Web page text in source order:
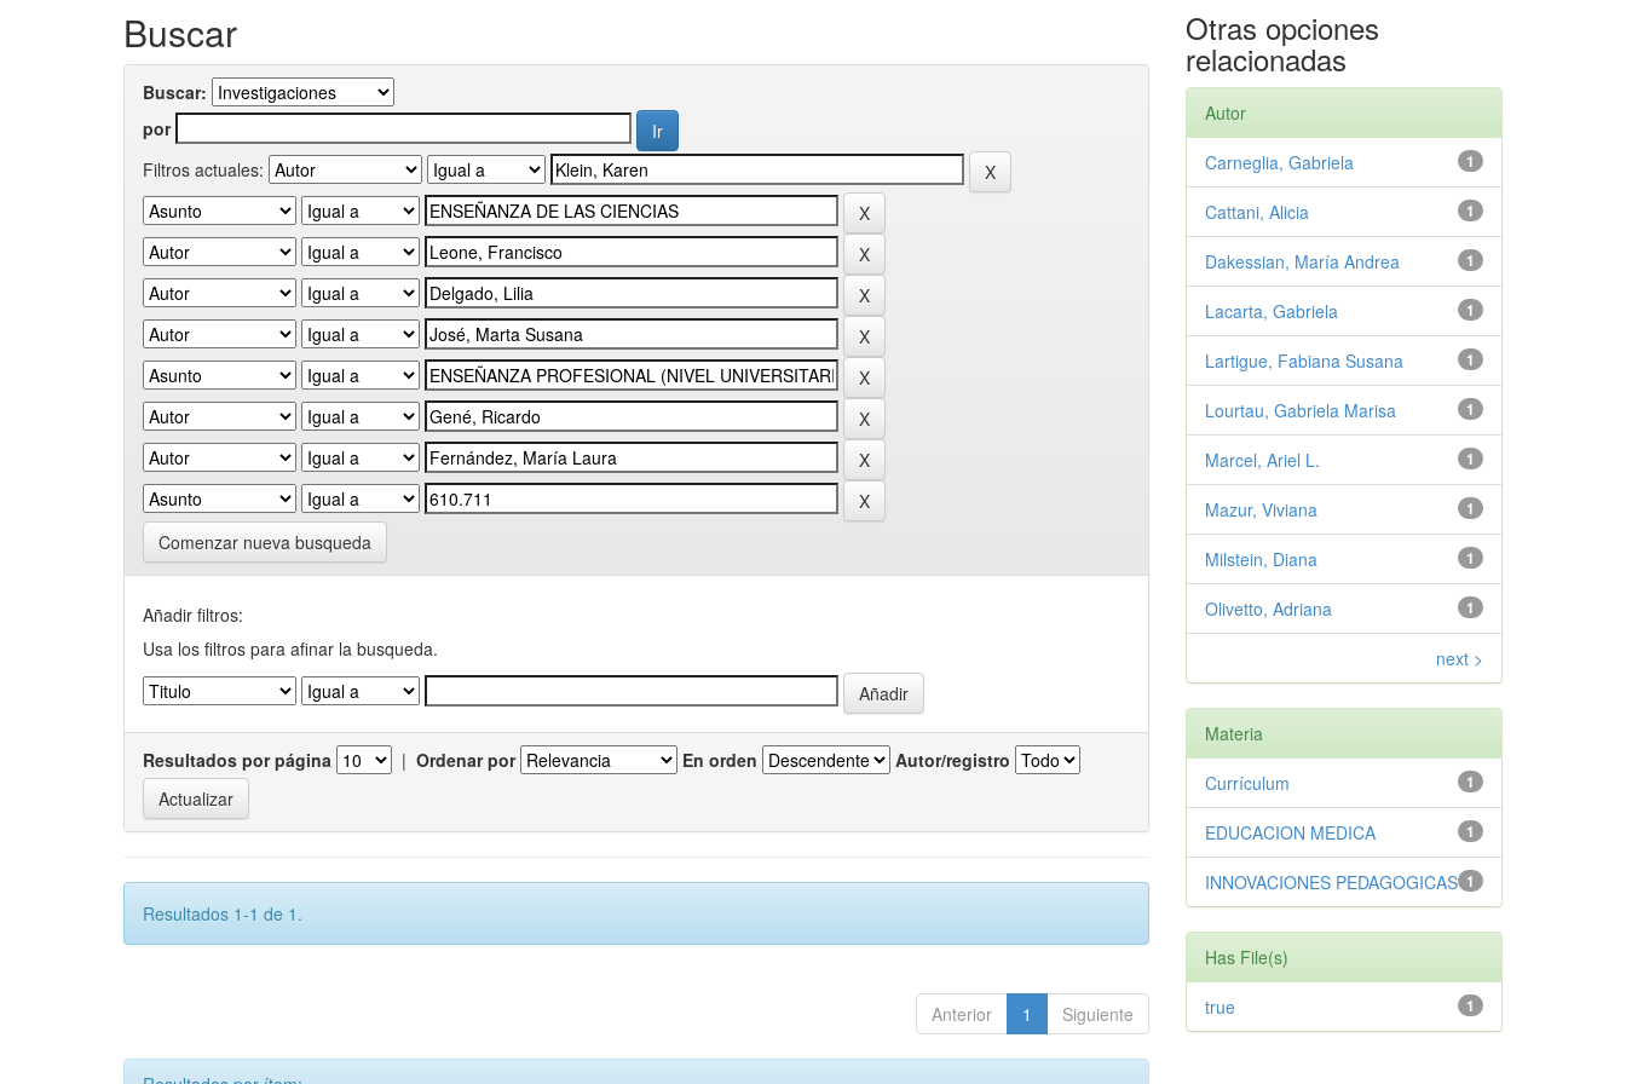
Buscar
Buscar:
por
Filtros actuales:
Comenzar nueva busqueda
Añadir filtros:
Usa los filtros para afinar la busqueda.
Resultados por página | Ordenar por En orden Autor/registro
Resultados 1-1 de 1.
Anterior 1 Siguiente
Otras opciones
relacionadas
Autor
1
Carneglia, Gabriela
1
Cattani, Alicia
1
Dakessian, María Andrea
1
Lacarta, Gabriela
1
Lartigue, Fabiana Susana
1
Lourtau, Gabriela Marisa
1
Marcel, Ariel L.
1
Mazur, Viviana
1
Milstein, Diana
1
Olivetto, Adriana
next >
Materia
1
Currículum
1
EDUCACION MEDICA
1
INNOVACIONES PEDAGOGICAS
Has File(s)
1
true